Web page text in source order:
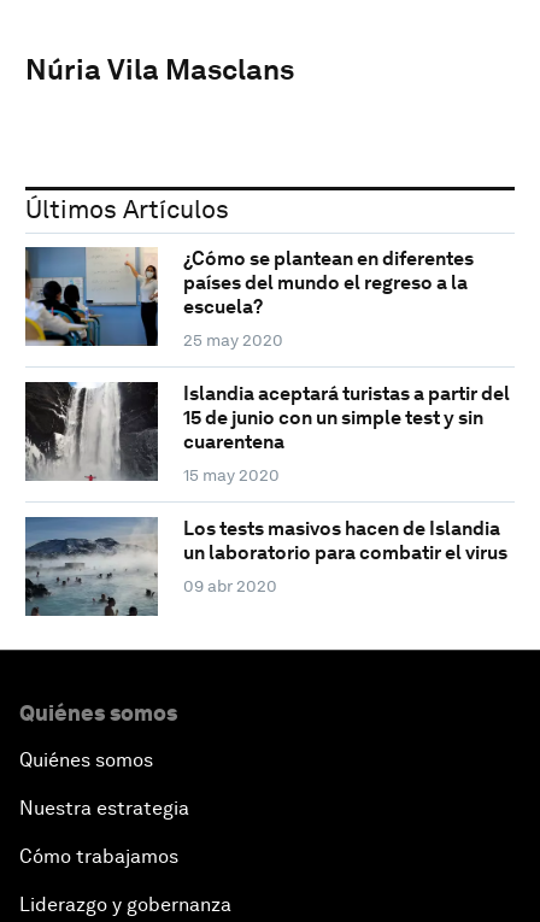
Núria Vila Masclans
Últimos Artículos
¿Cómo se plantean en diferentes
países del mundo el regreso a la
escuela?
25 may 2020
Islandia aceptará turistas a partir del
15 de junio con un simple test y sin
cuarentena
15 may 2020
Los tests masivos hacen de Islandia
un laboratorio para combatir el virus
09 abr 2020
Quiénes somos
Quiénes somos
Nuestra estrategia
Cómo trabajamos
Liderazgo y gobernanza